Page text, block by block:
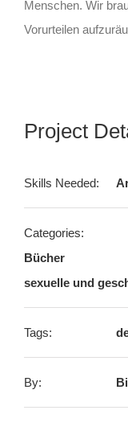
Menschen. Wir
Vorurteilen
Project
Skills Needed:
Categories:
Bücher
sexuelle und
Tags:
By: